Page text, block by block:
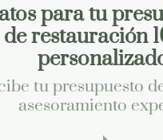
para tu
de restauración
tu presupuesto
asesoramiento